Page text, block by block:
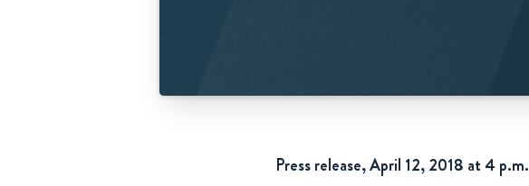
Press release, April 12, 2018 at 4 p.m.